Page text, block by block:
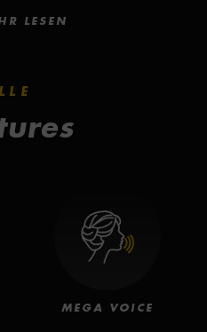
intensiv. 70
regulieren den
– das Anti-Aging-
Ergebnis: Fältchen
wirkt straffer und
LESEN
MEGA VOICE